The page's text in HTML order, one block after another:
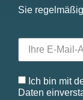
Sie
Ich bin mit
Daten